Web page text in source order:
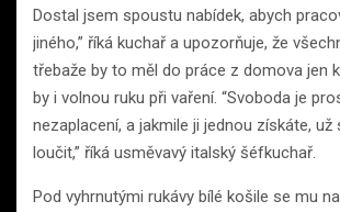
Dostal jsem spoustu nabídek, abych
jiného,” říká kuchař a upozorňuje, že
třebaže by to měl do práce z domova jen
by i volnou ruku při vaření. “Svoboda je
nezaplacení, a jakmile ji jednou získáte, už
loučit,” říká usměvavý italský šéfkuchař.
Pod vyhrnutými rukávy bílé košile se mu